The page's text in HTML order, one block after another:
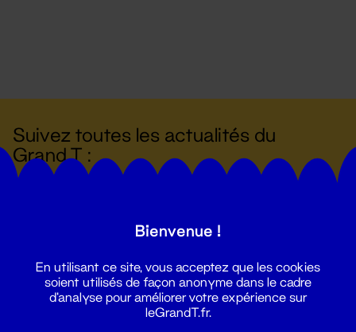
Suivez toutes les actualités du
Grand T :
Bienvenue !
En utilisant ce site, vous acceptez que les cookies
soient utilisés de façon anonyme dans le cadre
d'analyse pour améliorer votre expérience sur
leGrandT.fr.